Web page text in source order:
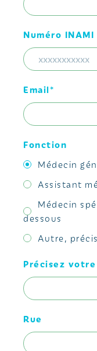
Numéro
Email*
Fonction
Médecin
Assistant
Médecin
dessous
Autre,
Précisez
Rue